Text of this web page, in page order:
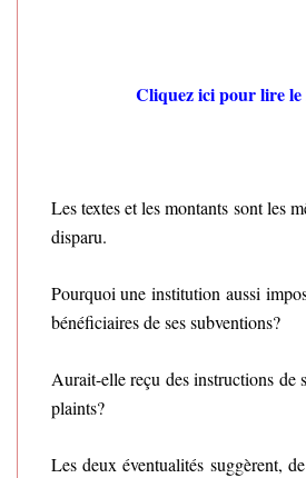
Cliquez ici pour lire
Les textes et les montants sont les
disparu.
Pourquoi une institution aussi
bénéficiaires de ses subventions?
Aurait-elle reçu des instructions de
plaints?
Les deux éventualités suggèrent,